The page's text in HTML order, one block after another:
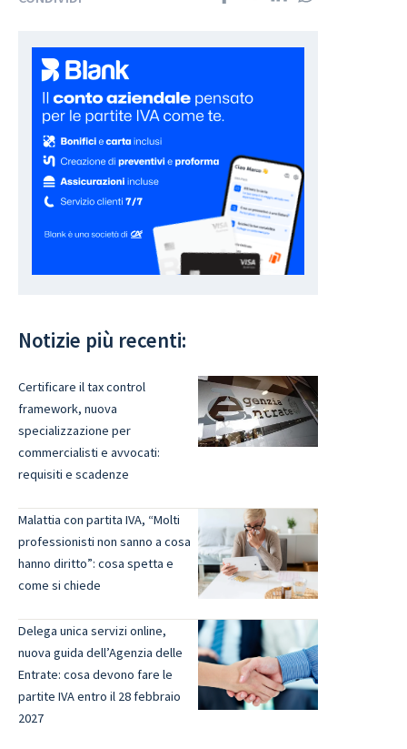
Notizie più recenti:
Certificare il tax control
framework, nuova
specializzazione per
commercialisti e avvocati:
requisiti e scadenze
Malattia con partita IVA, “Molti
professionisti non sanno a cosa
hanno diritto”: cosa spetta e
come si chiede
Delega unica servizi online,
nuova guida dell’Agenzia delle
Entrate: cosa devono fare le
partite IVA entro il 28 febbraio
2027